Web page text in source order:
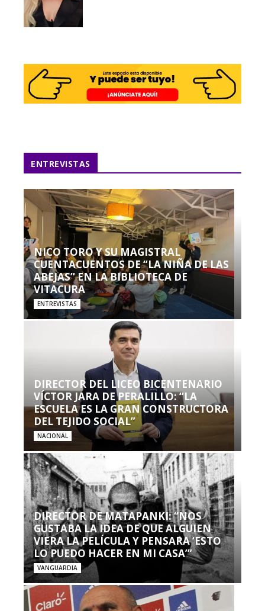
ENTREVISTAS
NICO TORO Y SU MAGISTRAL
CUENTACUENTOS DE “LA NIÑA DE LAS
ABEJAS” EN LA BIBLIOTECA DE
VITACURA
ENTREVISTAS
DIRECTOR DEL LICEO BICENTENARIO
VÍCTOR JARA DE PERALILLO: “LA
ESCUELA ES LA GRAN CONSTRUCTORA
DEL TEJIDO SOCIAL”
NACIONAL
DIRECTOR DE MATAPANKI: “NOS
GUSTABA LA IDEA DE QUE ALGUIEN
VIERA LA PELÍCULA Y PENSARA ‘ESTO
LO PUEDO HACER EN MI CASA’”
VANGUARDIA